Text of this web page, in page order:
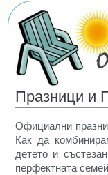
Празници и
Официални
Как да
детето и
перфектната